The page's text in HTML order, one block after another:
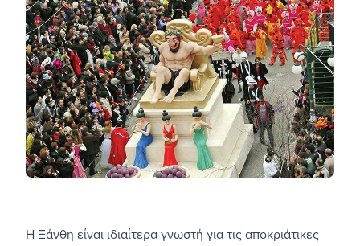
Η Ξάνθη είναι ιδιαίτερα γνωστή για τις αποκριάτικες